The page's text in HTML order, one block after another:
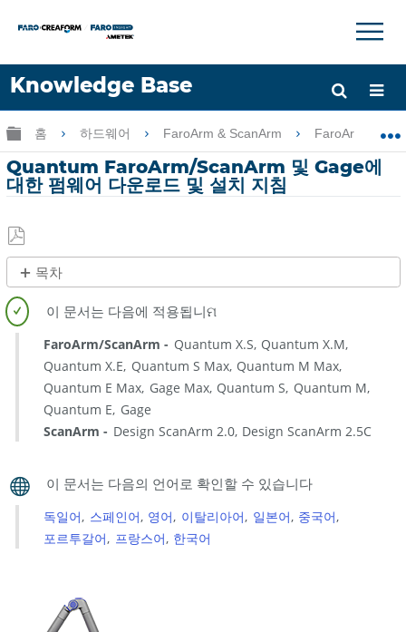
Knowledge Base
언어
도움 받기 로그인
×
글로벌 계층 확장/축소
홈 하드웨어 FaroArm & ScanArm FaroArm &
Quantum FaroArm/ScanArm 및 Gage에
대한 펌웨어 다운로드 및 설치 지침
PDF
로
저
장
목차
새
소
식
업
드
가
FaroArm/ScanArm Quantum X.S Quantum X.M
Quantum X.E Quantum S Max Quantum M Max
Quantum E Max Gage Max Quantum S Quantum M
Quantum E Gage
ScanArm
Design ScanArm 2.0 Design ScanArm 2.5C
독일어 스페인어 영어 이탈리아어 일본어 중국어
포르투갈어 프랑스어 한국어